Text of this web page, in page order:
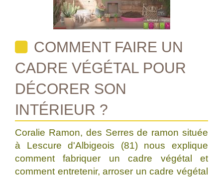
COMMENT FAIRE UN
CADRE VÉGÉTAL POUR
DÉCORER SON
INTÉRIEUR ?
Coralie Ramon, des Serres de ramon située
à Lescure d'Albigeois (81) nous explique
comment fabriquer un cadre végétal et
comment entretenir, arroser un cadre végétal